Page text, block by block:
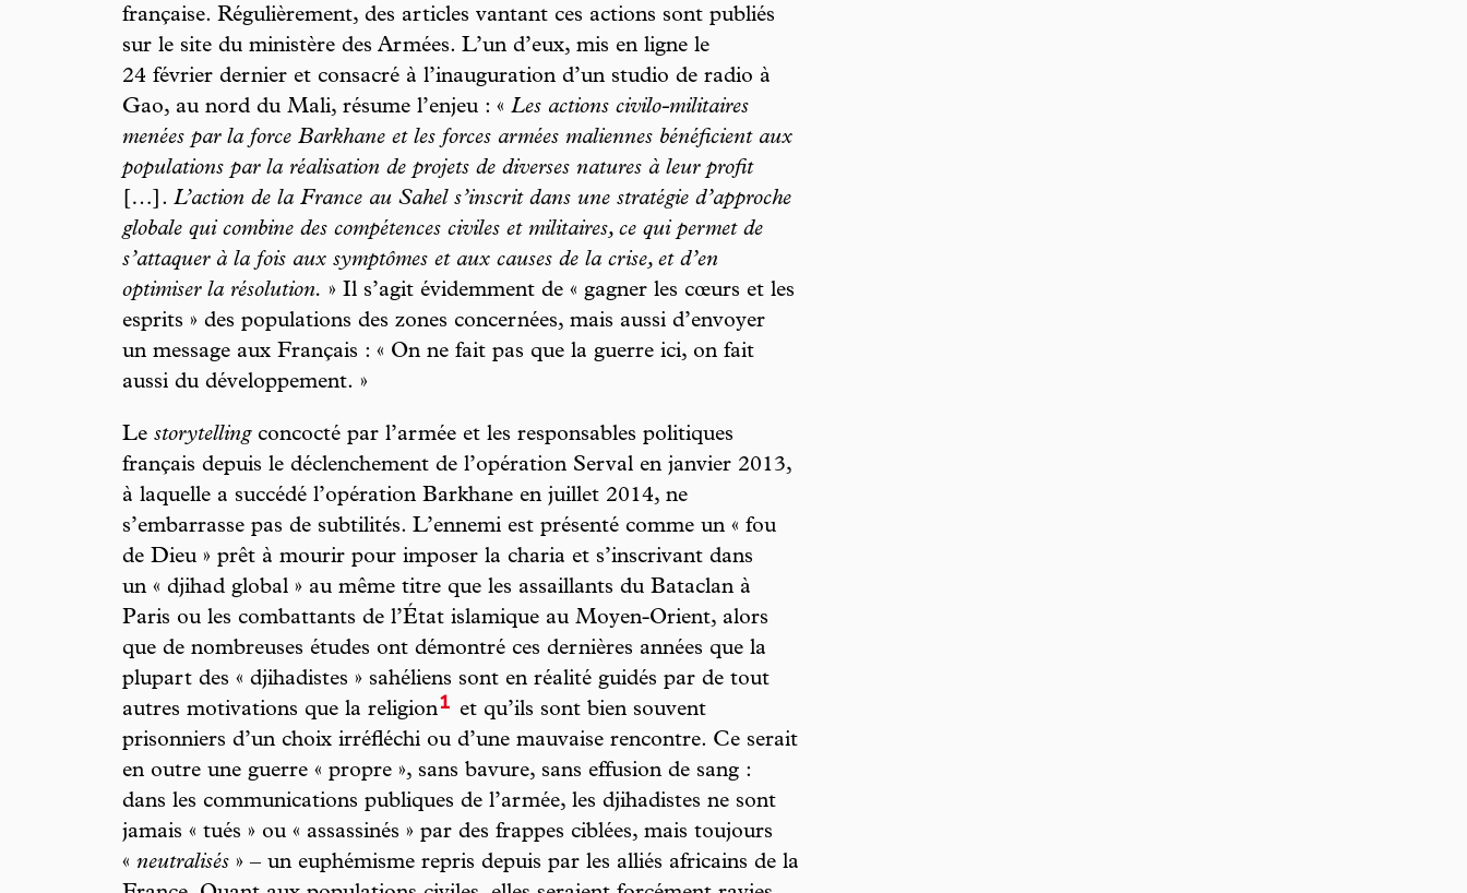
française. Régulièrement, des articles vantant ces actions sont publiés
sur le site du ministère des Armées. L’un d’eux, mis en ligne le
24 février dernier et consacré à l’inauguration d’un studio de radio à
Gao, au nord du Mali, résume l’enjeu : « Les actions civilo-militaires
menées par la force Barkhane et les forces armées maliennes bénéficient aux
populations par la réalisation de projets de diverses natures à leur profit
[…]. L’action de la France au Sahel s’inscrit dans une stratégie d’approche
globale qui combine des compétences civiles et militaires, ce qui permet de
s’attaquer à la fois aux symptômes et aux causes de la crise, et d’en
optimiser la résolution. » Il s’agit évidemment de « gagner les cœurs et les
esprits » des populations des zones concernées, mais aussi d’envoyer
un message aux Français : « On ne fait pas que la guerre ici, on fait
aussi du développement. »
Le storytellingconcocté par l’armée et les responsables politiques
français depuis le déclenchement de l’opération Serval en janvier 2013,
à laquelle a succédé l’opération Barkhane en juillet 2014, ne
s’embarrasse pas de subtilités. L’ennemi est présenté comme un « fou
de Dieu » prêt à mourir pour imposer la charia et s’inscrivant dans
un « djihad global » au même titre que les assaillants du Bataclan à
Paris ou les combattants de l’État islamique au Moyen-Orient, alors
que de nombreuses études ont démontré ces dernières années que la
plupart des « djihadistes » sahéliens sont en réalité guidés par de tout
autres motivations que la religion1
et qu’ils sont bien souvent
prisonniers d’un choix irréfléchi ou d’une mauvaise rencontre. Ce serait
en outre une guerre « propre », sans bavure, sans effusion de sang :
dans les communications publiques de l’armée, les djihadistes ne sont
jamais « tués » ou « assassinés » par des frappes ciblées, mais toujours
« neutralisés » – un euphémisme repris depuis par les alliés africains de la